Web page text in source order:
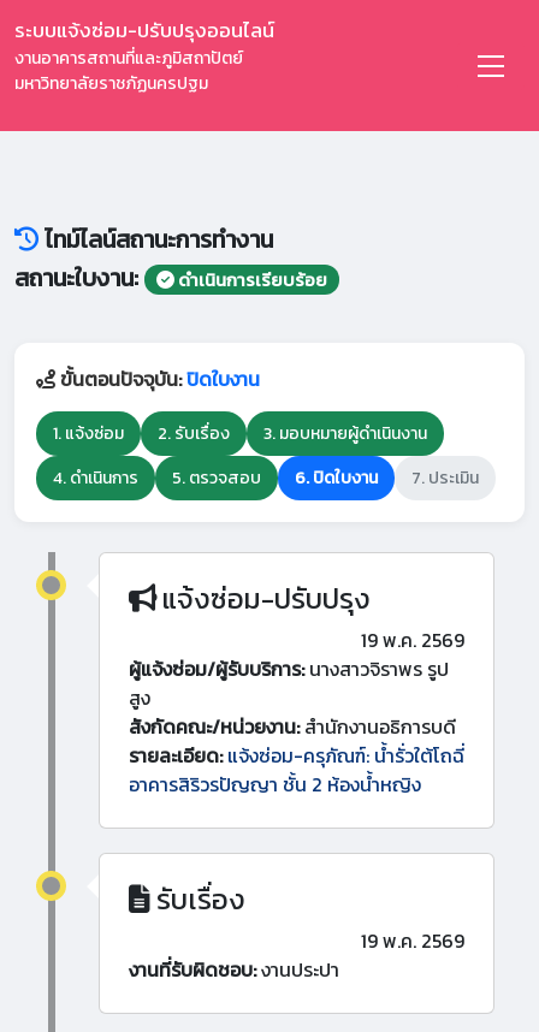
ระบบแจ้งซ่อม-ปรับปรุงออนไลน์
งานอาคารสถานที่และภูมิสถาปัตย์
มหาวิทยาลัยราชภัฏนครปฐม
ไทม์ไลน์สถานะการทำงาน
สถานะใบงาน:
ดำเนินการเรียบร้อย
ขั้นตอนปัจจุบัน:ปิดใบงาน
1. แจ้งซ่อม 2. รับเรื่อง
3. มอบหมายผู้ดำเนินงาน
4. ดำเนินการ
5. ตรวจสอบ 6. ปิดใบงาน 7. ประเมิน
แจ้งซ่อม-ปรับปรุง
19 พ.ค. 2569
ผู้แจ้งซ่อม/ผู้รับบริการ:นางสาวจิราพร รูป
สูง
สังกัดคณะ/หน่วยงาน:สำนักงานอธิการบดี
รายละเอียด: แจ้งซ่อม-ครุภัณฑ์: น้ำรั่วใต้โถฉี่
อาคารสิริวรปัญญา ชั้น 2 ห้องน้ำหญิง
รับเรื่อง
19 พ.ค. 2569
งานที่รับผิดชอบ:งานประปา